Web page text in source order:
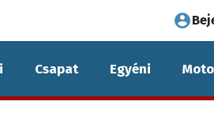
fiók
Csapat Egyéni